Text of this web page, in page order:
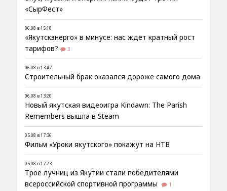
«СырФест»
06.08 в 15:18
«Якутскэнерго» в минусе: нас ждёт кратный рост
тарифов?
3
06.08 в 13:47
Строительный брак оказался дороже самого дома
06.08 в 13:20
Новый якутская видеоигра Kindawn: The Parish
Remembers вышла в Steam
05.08 в 17:36
Фильм «Уроки якутского» покажут на НТВ
05.08 в 17:23
Трое лучниц из Якутии стали победителями
всероссийской спортивной программы
1